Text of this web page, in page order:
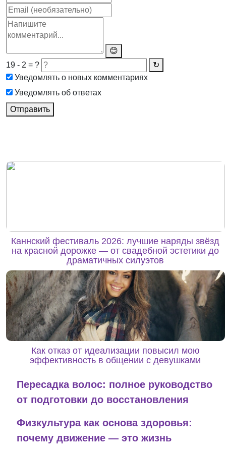
😊
19 - 2 = ?
↻
Уведомлять о новых комментариях
Уведомлять об ответах
Отправить
Каннский фестиваль 2026: лучшие наряды звёзд
на красной дорожке — от свадебной эстетики до
драматичных силуэтов
Как отказ от идеализации повысил мою
эффективность в общении с девушками
Пересадка волос: полное руководство
от подготовки до восстановления
Физкультура как основа здоровья:
почему движение — это жизнь